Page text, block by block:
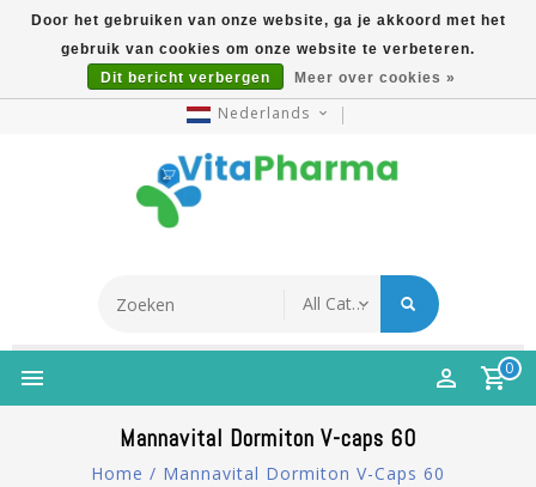
5% Korting Na Aanmelding Op Nieuwsbrief | Gratis
Verzending Vanaf €49 | Online Sinds 2007
Nederlands
0
Mannavital Dormiton V-caps 60
Home / Mannavital Dormiton V-Caps 60
Door het gebruiken van onze website, ga je akkoord met het
gebruik van cookies om onze website te verbeteren.
Dit bericht verbergen
Meer over cookies »